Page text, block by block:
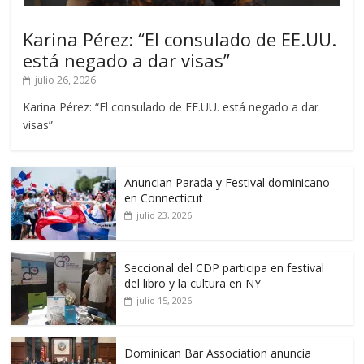
Karina Pérez: “El consulado de EE.UU.
está negado a dar visas”
julio 26, 2026
Karina Pérez: “El consulado de EE.UU. está negado a dar
visas”
Anuncian Parada y Festival dominicano
en Connecticut
julio 23, 2026
Seccional del CDP participa en festival
del libro y la cultura en NY
julio 15, 2026
Dominican Bar Association anuncia